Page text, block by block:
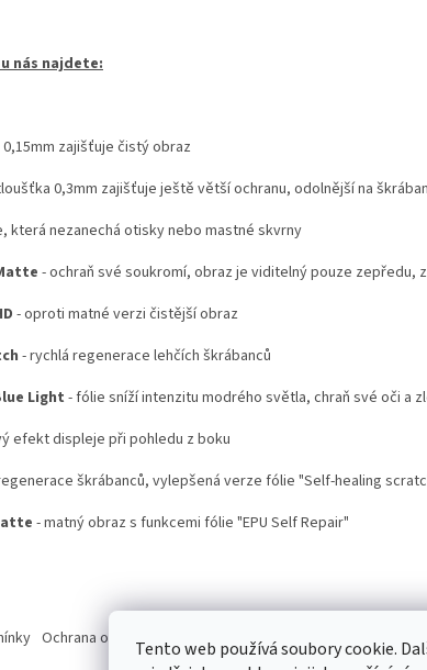
Tento web používá soubory cookie.
nás najdete:
zajišťuje čistý obraz
0,3mm zajišťuje ještě větší ochranu, odolnější na
která nezanechá otisky nebo mastné skvrny
- ochraň své soukromí, obraz je viditelný pouze zepředu,
- oproti matné verzi čistější obraz
- rychlá regenerace lehčích škrábanců
Light - fólie sníží intenzitu modrého světla, chraň své oči a
efekt displeje při pohledu z boku
škrábanců, vylepšená verze fólie "Self-healing
- matný obraz s funkcemi fólie "EPU Self Repair"
Ochrana osobních údajů Odstoupení od smlouvy